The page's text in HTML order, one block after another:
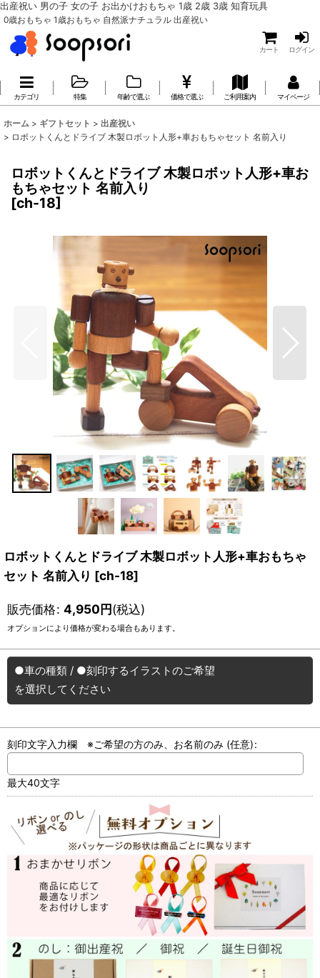
出産祝い 男の子 女の子 お出かけおもちゃ 1歳 2歳 3歳 知育玩具
0歳おもちゃ 1歳おもちゃ 自然派ナチュラル 出産祝い
カート ログイン
カテゴリ 特集 年齢で選ぶ 価格で選ぶ ご利用案内 マイページ
ホーム > ギフトセット > 出産祝い
> ロボットくんとドライブ 木製ロボット人形+車おもちゃセット 名前入り
ロボットくんとドライブ 木製ロボット人形+車お
もちゃセット 名前入り
[ch-18]
ロボットくんとドライブ 木製ロボット人形+車おもちゃ
セット 名前入り [ch-18]
販売価格: 4,950円(税込)
オプションにより価格が変わる場合もあります。
●車の種類 / ●刻印するイラストのご希望
を選択してください
刻印文字入力欄 ※ご希望の方のみ、お名前のみ (任意):
最大40文字